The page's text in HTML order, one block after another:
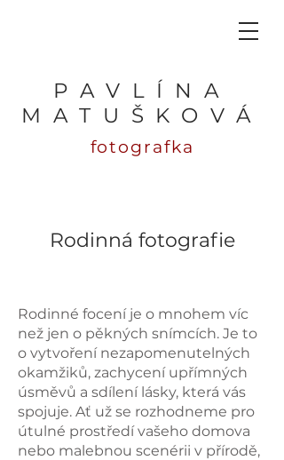
PAVLÍNA
MATUŠKOVÁ
fotografka
Rodinná fotografie
Rodinné focení je o mnohem víc
než jen o pěkných snímcích. Je to
o vytvoření nezapomenutelných
okamžiků, zachycení upřímných
úsměvů a sdílení lásky, která vás
spojuje. Ať už se rozhodneme pro
útulné prostředí vašeho domova
nebo malebnou scenérii v přírodě,